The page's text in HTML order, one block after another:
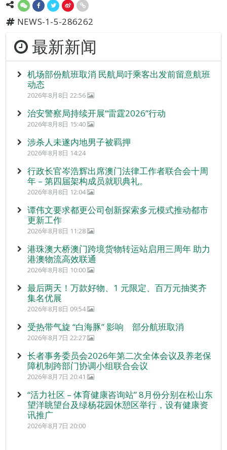
NEWS-1-5-286262
最新新闻
机场部份航班取消 民航局吁乘客出发前留意航班
动态
2026年8月8日 22:56
治安警察局持续开展“雷霆2026”行动
2026年8月8日 15:40
涉杀人未遂内地男子被羁押
2026年8月8日 14:24
行政长官岑浩辉出席澳门法律工作者联合会十周
年 – 第四届架构成员就职典礼。
2026年8月8日 12:04
谭伟文要求都更公司创新探索多元模式推动都市
更新工作
2026年8月8日 11:28
港珠澳大桥澳门跨境货物转运站启用三周年 助力
港澳物流高效联通
2026年8月8日 10:00
最后两天！万款好物、1 元限定、百万元抽奖齐
集名优展
2026年8月8日 09:54
受热带气旋 “白海豚” 影响 部分航班取消
2026年8月7日 22:27
长者事务委员会2026年第二次全体会议及养老保
障机制跨部门协调小组联合会议
2026年8月7日 20:41
“活力社区 – 体育健康咨询站” 8月份分别在松山东
望洋眺望台及绿杨花园休憩区举行，设有健康资
讯推广
2026年8月7日 20:00